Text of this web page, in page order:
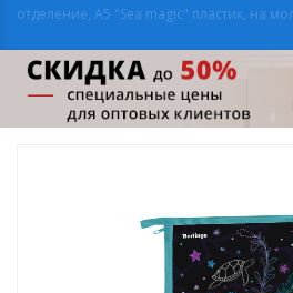
отделение, А5 "Sea magic" пластик, на